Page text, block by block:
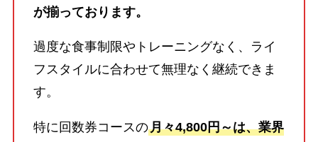
が揃っております。
過度な食事制限やトレーニングなく、ライ
フスタイルに合わせて無理なく継続できま
す。
特に回数券コースの月々4,800円～は、業界